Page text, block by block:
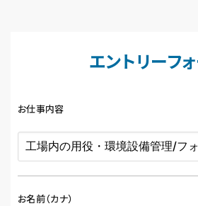
エントリーフ
お仕事内容
お名前（カナ）